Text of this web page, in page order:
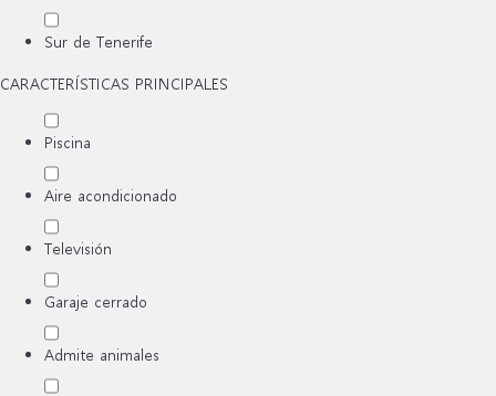
Sur de Tenerife
CARACTERÍSTICAS PRINCIPALES
Piscina
Aire acondicionado
Televisión
Garaje cerrado
Admite animales